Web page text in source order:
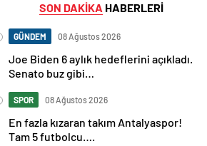
SON DAKİKA HABERLERİ
GÜNDEM 08 Ağustos 2026
Joe Biden 6 aylık hedeflerini açıkladı.
Senato buz gibi…
SPOR 08 Ağustos 2026
En fazla kızaran takım Antalyaspor!
Tam 5 futbolcu….